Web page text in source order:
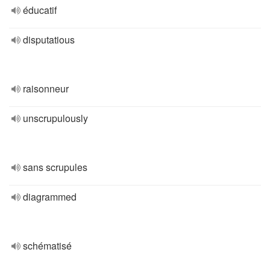
éducatif
disputatious
raisonneur
unscrupulously
sans scrupules
diagrammed
schématisé